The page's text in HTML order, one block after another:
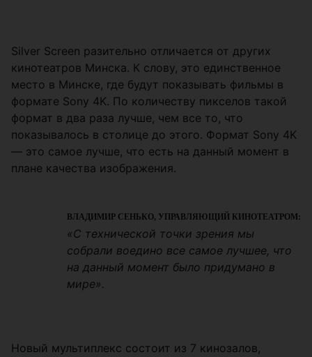
Silver Screen разительно отличается от других
кинотеатров Минска. К слову, это единственное
место в Минске, где будут показывать фильмы в
формате Sony 4K. По количеству пикселов такой
формат в два раза лучше, чем все то, что
показывалось в столице до этого. Формат Sony 4K
— это самое лучше, что есть на данный момент в
плане качества изображения.
ВЛАДИМИР СЕНЬКО, УПРАВЛЯЮЩИЙ КИНОТЕАТРОМ:
«С технической точки зрения мы
собрали воедино все самое лучшее, что
на данный момент было придумано в
мире».
Новый мультиплекс состоит из 7 кинозалов,